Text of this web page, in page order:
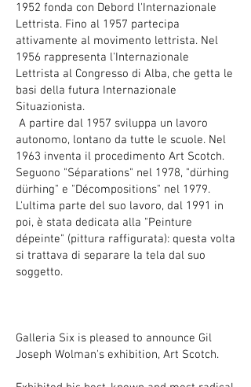
1952 fonda con Debord l'Internazionale
Lettrista. Fino al 1957 partecipa
attivamente al movimento lettrista. Nel
1956 rappresenta l'Internazionale
Lettrista al Congresso di Alba, che getta le
basi della futura Internazionale
Situazionista.
A partire dal 1957 sviluppa un lavoro
autonomo, lontano da tutte le scuole. Nel
1963 inventa il procedimento Art Scotch.
Seguono "Séparations" nel 1978, "dürhing
dürhing" e "Décompositions" nel 1979.
L'ultima parte del suo lavoro, dal 1991 in
poi, è stata dedicata alla "Peinture
dépeinte" (pittura raffigurata): questa volta
si trattava di separare la tela dal suo
soggetto.
Galleria Six is pleased to announce Gil
Joseph Wolman's exhibition, Art Scotch.